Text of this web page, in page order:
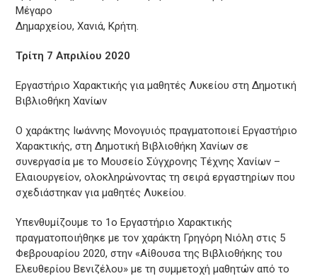
Μέγαρο
Δημαρχείου, Χανιά, Κρήτη.
Τρίτη 7 Απριλίου 2020
Εργαστήριο Χαρακτικής για μαθητές Λυκείου στη Δημοτική
Βιβλιοθήκη Χανίων
Ο χαράκτης Ιωάννης Μονογυιός πραγματοποιεί Εργαστήριο
Χαρακτικής, στη Δημοτική Βιβλιοθήκη Χανίων σε
συνεργασία με το Μουσείο Σύγχρονης Τέχνης Χανίων –
Ελαιουργείον, ολοκληρώνοντας τη σειρά εργαστηρίων που
σχεδιάστηκαν για μαθητές Λυκείου.
Υπενθυμίζουμε το 1ο Εργαστήριο Χαρακτικής
πραγματοποιήθηκε με τον χαράκτη Γρηγόρη Νιόλη στις 5
Φεβρουαρίου 2020, στην «Αίθουσα της Βιβλιοθήκης του
Ελευθερίου Βενιζέλου» με τη συμμετοχή μαθητών από το